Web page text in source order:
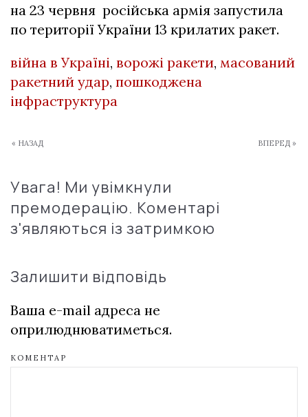
на 23 червня російська армія запустила
по території України 13 крилатих ракет.
війна в Україні, ворожі ракети, масований
ракетний удар, пошкоджена
інфраструктура
« НАЗАД ВПЕРЕД »
Увага! Ми увімкнули
премодерацію. Коментарі
з'являються із затримкою
Залишити відповідь
Ваша e-mail адреса не
оприлюднюватиметься.
КОМЕНТАР